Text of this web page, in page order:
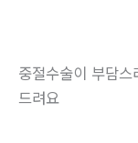
중절수술이 부담
드려요